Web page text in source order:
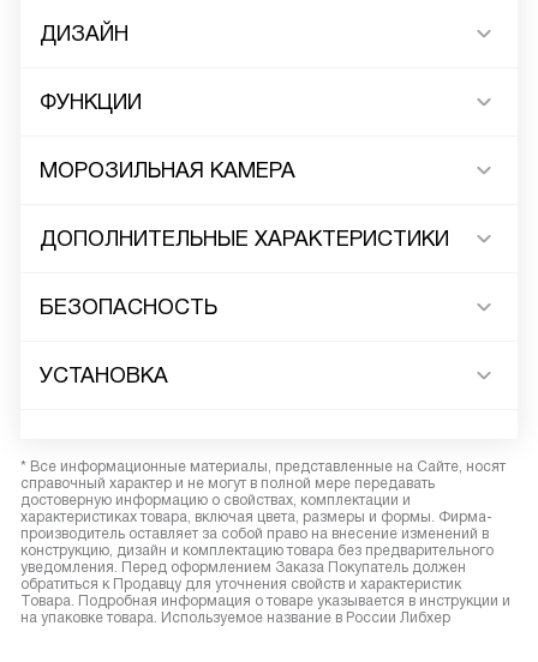
ДИЗАЙН
ФУНКЦИИ
МОРОЗИЛЬНАЯ КАМЕРА
ДОПОЛНИТЕЛЬНЫЕ ХАРАКТЕРИСТИКИ
БЕЗОПАСНОСТЬ
УСТАНОВКА
* Все информационные материалы, представленные на Сайте, носят
справочный характер и не могут в полной мере передавать
достоверную информацию о свойствах, комплектации и
характеристиках товара, включая цвета, размеры и формы. Фирма-
производитель оставляет за собой право на внесение изменений в
конструкцию, дизайн и комплектацию товара без предварительного
уведомления. Перед оформлением Заказа Покупатель должен
обратиться к Продавцу для уточнения свойств и характеристик
Товара. Подробная информация о товаре указывается в инструкции и
на упаковке товара. Используемое название в России Либхер